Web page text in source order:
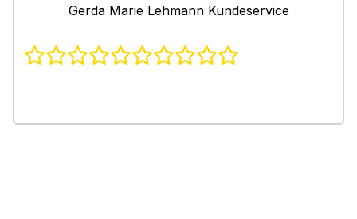
Gerda Marie Lehmann Kundeservice